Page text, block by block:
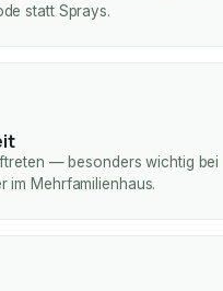
statt Sprays.
— besonders wichtig bei
im Mehrfamilienhaus.